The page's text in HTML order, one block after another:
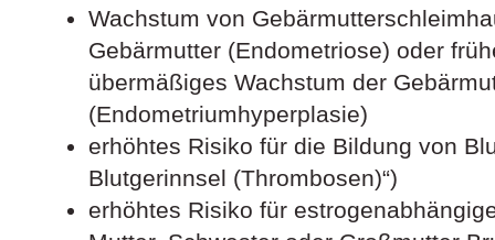
Wachstum von
Gebärmutter (Endometriose) oder
übermäßiges Wachstum der
(Endometriumhyperplasie)
erhöhtes Risiko für die Bildung von
Blutgerinnsel (Thrombosen)“)
erhöhtes Risiko für